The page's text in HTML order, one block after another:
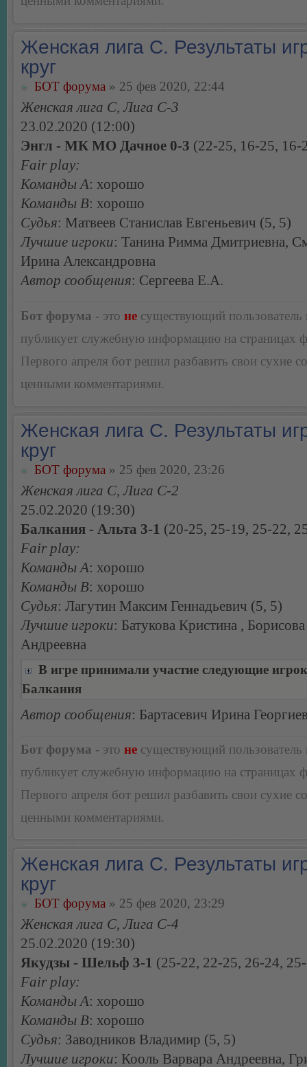
Женская лига С. Результаты
круг
БОТ форума » 25 фев 2020, 22:44
Женская лига С, Лига С-3
23.02.2020 (12:00)
Энгл - МК МО Дачное 0-3 (22-25, 16-25, 16-
Fair play:
Команды А: хорошо
Команды В: хорошо
Судья: Матвеев Станислав Евгеньевич (5, 5)
Лучшие игроки: Танина Римма Дмитриевна,
Ирина Александровна
Автор сообщения: Сергеева Е.А.
Бот форума - это не существующий пользователь
публикует служебную информацию на страницах
Первого апреля бот решил разбавить свои сухие
ценными комментариями.
Женская лига С. Результаты
круг
БОТ форума » 25 фев 2020, 23:26
Женская лига С, Лига С-2
25.02.2020 (19:30)
Балкания - Альта 3-1 (20-25, 25-19, 25-22,
Fair play:
Команды А: хорошо
Команды В: хорошо
Судья: Лагутин Максим Геннадьевич (5, 5)
Лучшие игроки: Батукова Кристина ,
Андреевна
В игре принимали участие следующие
Балкания
Автор сообщения: Бартасевич Ирина
Бот форума - это не существующий пользователь
публикует служебную информацию на страницах
Первого апреля бот решил разбавить свои сухие
ценными комментариями.
Женская лига С. Результаты
круг
БОТ форума » 25 фев 2020, 23:29
Женская лига С, Лига С-4
25.02.2020 (19:30)
Якудзы - Шельф 3-1 (25-22, 22-25, 26-24,
Fair play:
Команды А: хорошо
Команды В: хорошо
Судья: Заводников Владимир (5, 5)
Лучшие игроки: Кооль Варвара Андреевна,